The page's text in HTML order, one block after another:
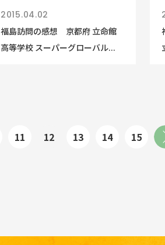
2015.04.02
福島訪問の感想 京都府 立命館
高等学校 スーパーグローバル...
11 12 13 14 15